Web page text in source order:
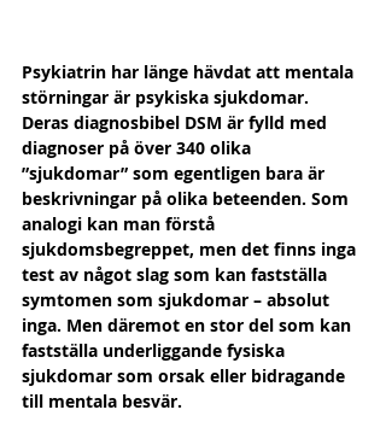
Psykiatrin har länge hävdat att mentala
störningar är psykiska sjukdomar.
Deras diagnosbibel DSM är fylld med
diagnoser på över 340 olika
”sjukdomar” som egentligen bara är
beskrivningar på olika beteenden. Som
analogi kan man förstå
sjukdomsbegreppet, men det finns inga
test av något slag som kan fastställa
symtomen som sjukdomar – absolut
inga. Men däremot en stor del som kan
fastställa underliggande fysiska
sjukdomar som orsak eller bidragande
till mentala besvär.